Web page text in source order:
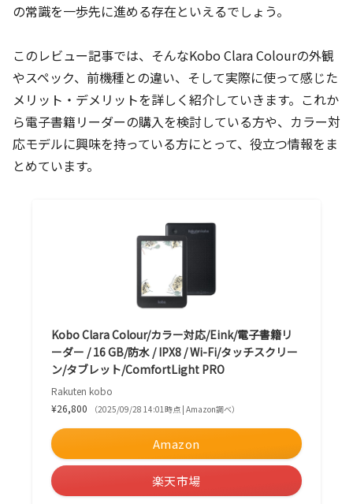
の常識を一歩先に進める存在といえるでしょう。
このレビュー記事では、そんなKobo Clara Colourの外観
やスペック、前機種との違い、そして実際に使って感じた
メリット・デメリットを詳しく紹介していきます。これか
ら電子書籍リーダーの購入を検討している方や、カラー対
応モデルに興味を持っている方にとって、役立つ情報をま
とめています。
Kobo Clara Colour/カラー対応/Eink/電子書籍リ
ーダー / 16 GB/防水 / IPX8 / Wi-Fi/タッチスクリー
ン/タブレット/ComfortLight PRO
Rakuten kobo
¥26,800
（2025/09/28 14:01時点 | Amazon調べ）
Amazon
楽天市場